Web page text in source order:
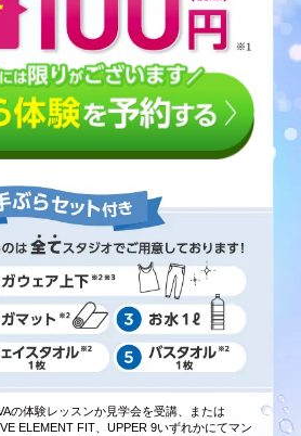
の体験レッスンか見学会を受講、または
ELEMENT FIT、UPPER 9いずれかにてマン